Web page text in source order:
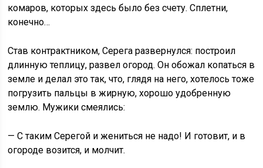
комаров, которых здесь было без счету. Сплетни,
конечно…
Став контрактником, Серега развернулся: построил
длинную теплицу, развел огород. Он обожал копаться в
земле и делал это так, что, глядя на него, хотелось тоже
погрузить пальцы в жирную, хорошо удобренную
землю. Мужики смеялись:
— С таким Серегой и жениться не надо! И готовит, и в
огороде возится, и молчит.